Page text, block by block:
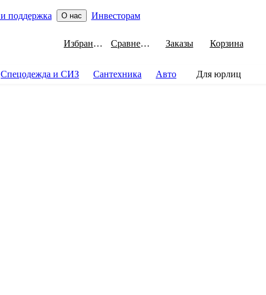
поддержка О нас Инвесторам
Избранное Сравнение Заказы Корзина
Спецодежда и СИЗ Сантехника Авто
Для юрлиц